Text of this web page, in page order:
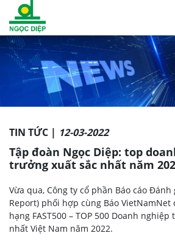
TIN TỨC | 12-03-2022
Tập đoàn Ngọc Diệp: top
trưởng xuất sắc nhất năm
Vừa qua, Công ty cổ phần Báo cáo
Report) phối hợp cùng Báo VietNamNet
hạng FAST500 – TOP 500 Doanh
nhất Việt Nam năm 2022.